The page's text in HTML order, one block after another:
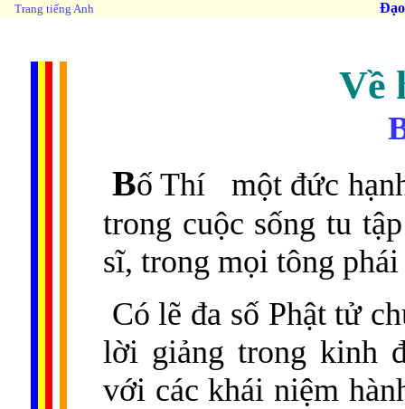
....Trang tiếng Anh
Về
Bố Thí một đức
trong cuộc sống tu
sĩ, trong mọi tông
Có lẽ đa số Phật tử
lời giảng trong kinh
với các khái niệm